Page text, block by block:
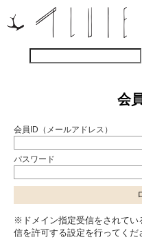
会
会員ID（メールアドレス）
パスワード
※ドメイン指定受信をされてい
信を許可する設定を行ってくだ